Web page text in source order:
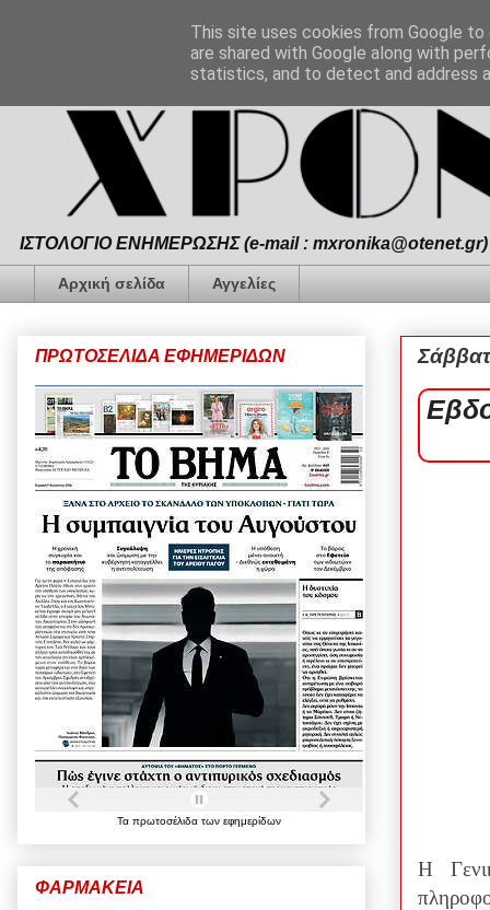
ΙΣΤΟΛΟΓΙΟ ΕΝΗΜΕΡΩΣΗΣ (e-mail :
Αρχική σελίδα Αγγελίες
Η
ΠΡΩΤΟΣΕΛΙΔΑ ΕΦΗΜΕΡΙΔΩΝ
Τα πρωτοσέλιδα των εφημερίδων
ΦΑΡΜΑΚΕΙΑ
This site uses cookies from Google
are shared with Google along with
statistics, and to detect and address